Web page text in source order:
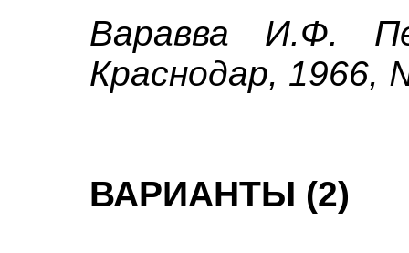
Варавва И.Ф.
Краснодар, 1966,
ВАРИАНТЫ (2)